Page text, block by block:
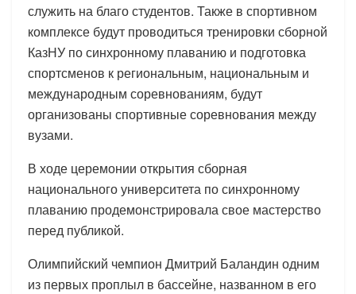
служить на благо студентов. Также в спортивном
комплексе будут проводиться тренировки сборной
КазНУ по синхронному плаванию и подготовка
спортсменов к региональным, национальным и
международным соревнованиям, будут
организованы спортивные соревнования между
вузами.
В ходе церемонии открытия сборная
национального университета по синхронному
плаванию продемонстрировала свое мастерство
перед публикой.
Олимпийский чемпион Дмитрий Баландин одним
из первых проплыл в бассейне, названном в его